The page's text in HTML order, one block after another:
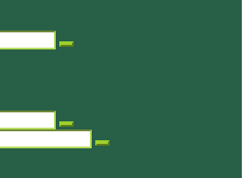
Suchen …
Suchen …
Suchen …